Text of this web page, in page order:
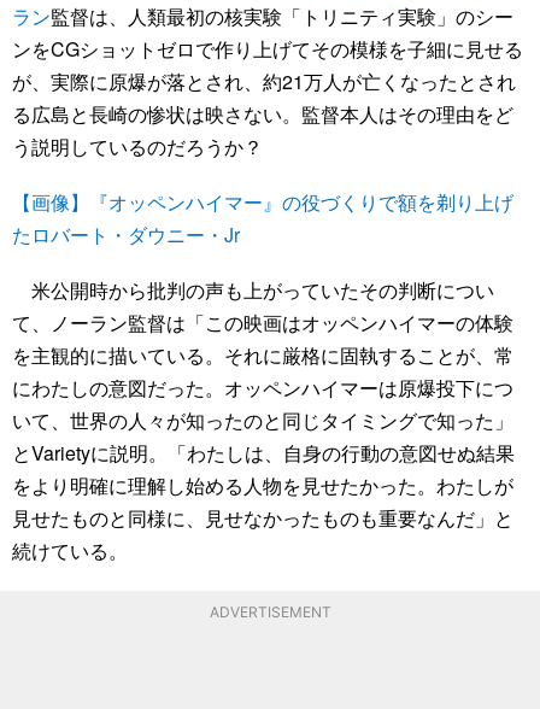
ラン監督は、人類最初の核実験「トリニティ実験」のシー
ンをCGショットゼロで作り上げてその模様を子細に見せる
が、実際に原爆が落とされ、約21万人が亡くなったとされ
る広島と長崎の惨状は映さない。監督本人はその理由をど
う説明しているのだろうか？
【画像】『オッペンハイマー』の役づくりで額を剃り上げ
たロバート・ダウニー・Jr
米公開時から批判の声も上がっていたその判断につい
て、ノーラン監督は「この映画はオッペンハイマーの体験
を主観的に描いている。それに厳格に固執することが、常
にわたしの意図だった。オッペンハイマーは原爆投下につ
いて、世界の人々が知ったのと同じタイミングで知った」
とVarietyに説明。「わたしは、自身の行動の意図せぬ結果
をより明確に理解し始める人物を見せたかった。わたしが
見せたものと同様に、見せなかったものも重要なんだ」と
続けている。
ADVERTISEMENT